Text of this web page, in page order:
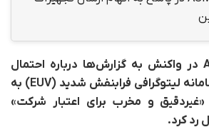
شرکت هلندی ASML در واکنش به گزارش‌ها درباره احتمال
ارسال تجهیزات یک سامانه لیتوگرافی فرابنفش شدید (EUV) به
«غیردقیق و مخرب برای اعتبار شرکت»
رد کرد.